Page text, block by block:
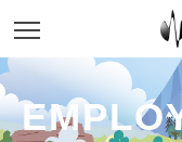
MENU
AWNTOWN
PROLOGUE